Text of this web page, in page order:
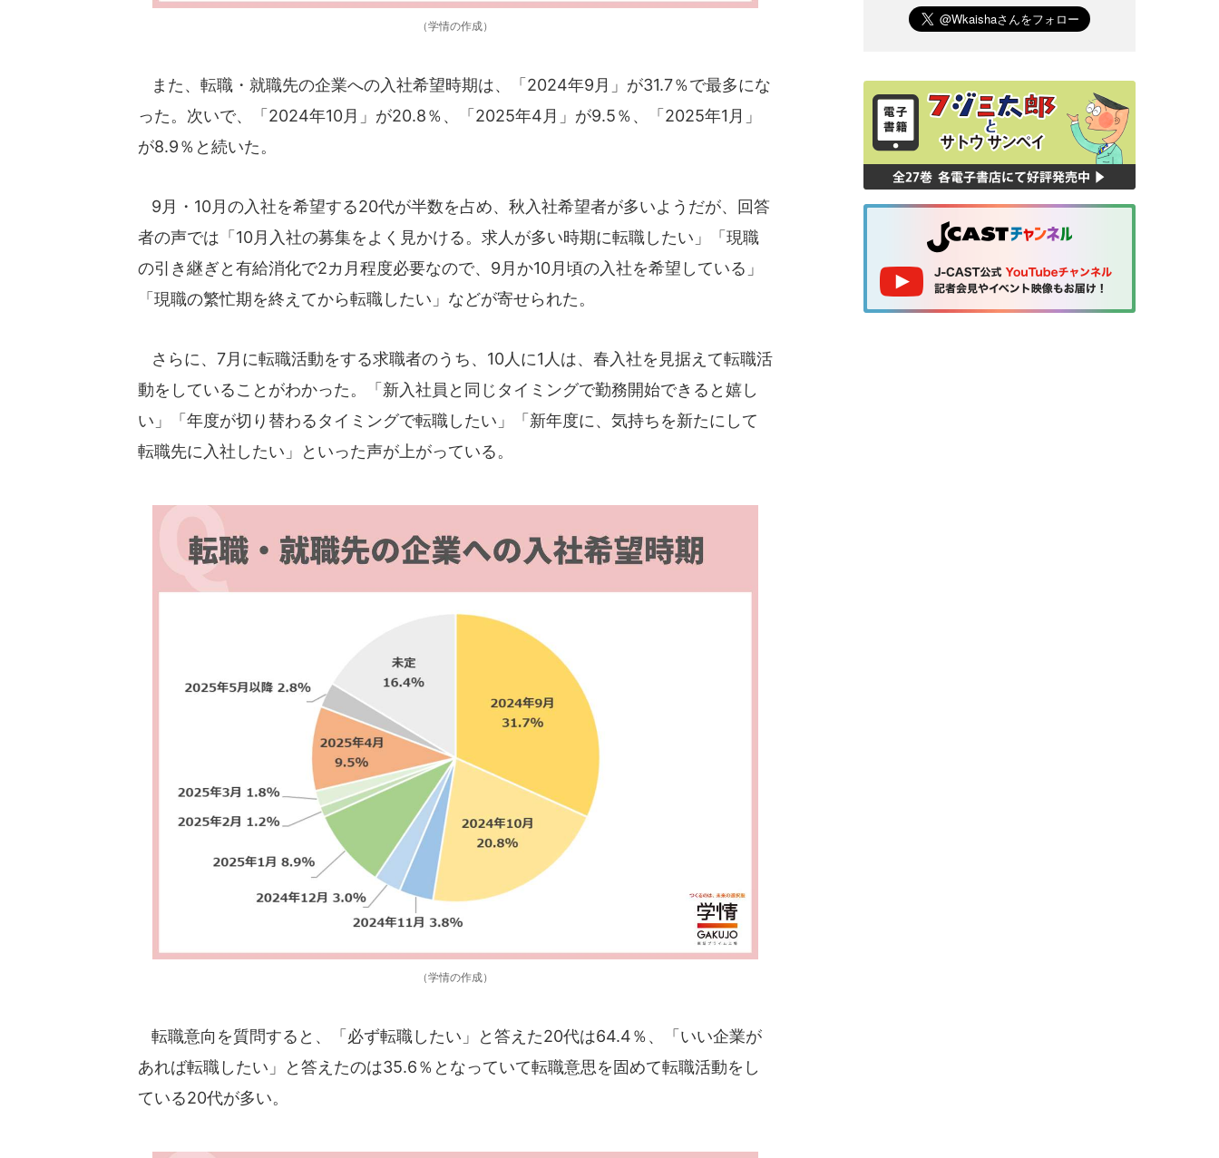
（学情の作成）
また、転職・就職先の企業への入社希望時期は、「2024年9月」が31.7％で最多にな
った。次いで、「2024年10月」が20.8％、「2025年4月」が9.5％、「2025年1月」
が8.9％と続いた。
9月・10月の入社を希望する20代が半数を占め、秋入社希望者が多いようだが、回答
者の声では「10月入社の募集をよく見かける。求人が多い時期に転職したい」「現職
の引き継ぎと有給消化で2カ月程度必要なので、9月か10月頃の入社を希望している」
「現職の繁忙期を終えてから転職したい」などが寄せられた。
さらに、7月に転職活動をする求職者のうち、10人に1人は、春入社を見据えて転職活
動をしていることがわかった。「新入社員と同じタイミングで勤務開始できると嬉し
い」「年度が切り替わるタイミングで転職したい」「新年度に、気持ちを新たにして
転職先に入社したい」といった声が上がっている。
（学情の作成）
転職意向を質問すると、「必ず転職したい」と答えた20代は64.4％、「いい企業が
あれば転職したい」と答えたのは35.6％となっていて転職意思を固めて転職活動をし
ている20代が多い。